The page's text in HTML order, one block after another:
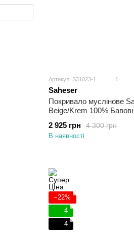
Артикул: S31023-1 1
Saheser
Покривало муслінове
Beige/Krem 100%
4 300 грн
2 925 грн
В наявності
−22%
4
4